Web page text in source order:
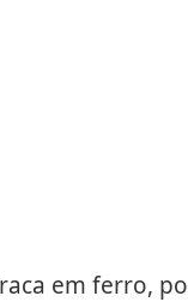
em ferro,